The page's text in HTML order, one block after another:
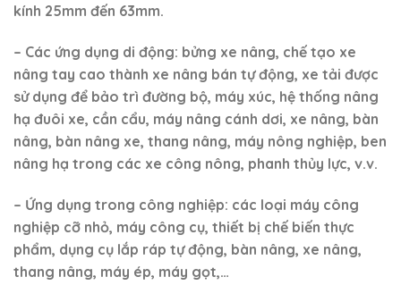
kính 25mm đến 63mm.
– Các ứng dụng di động: bửng xe nâng, chế tạo xe
nâng tay cao thành xe nâng bán tự động, xe tải được
sử dụng để bảo trì đường bộ, máy xúc, hệ thống nâng
hạ đuôi xe, cần cẩu, máy nâng cánh dơi, xe nâng, bàn
nâng, bàn nâng xe, thang nâng, máy nông nghiệp, ben
nâng hạ trong các xe công nông, phanh thủy lực, v.v.
– Ứng dụng trong công nghiệp: các loại máy công
nghiệp cỡ nhỏ, máy công cụ, thiết bị chế biến thực
phẩm, dụng cụ lắp ráp tự động, bàn nâng, xe nâng,
thang nâng, máy ép, máy gọt,…